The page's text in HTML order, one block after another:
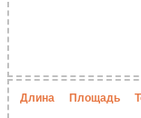
Длина Площадь